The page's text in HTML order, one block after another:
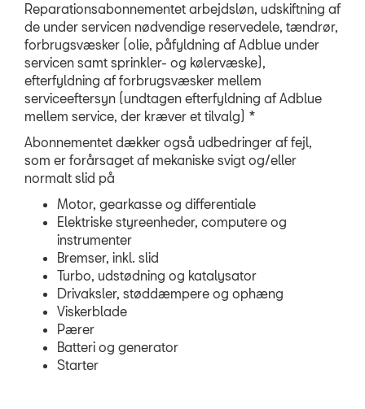
Reparationsabonnementet arbejdsløn, udskiftning af
de under servicen nødvendige reservedele, tændrør,
forbrugsvæsker (olie, påfyldning af Adblue under
servicen samt sprinkler- og kølervæske),
efterfyldning af forbrugsvæsker mellem
serviceeftersyn (undtagen efterfyldning af Adblue
mellem service, der kræver et tilvalg) *
Abonnementet dækker også udbedringer af fejl,
som er forårsaget af mekaniske svigt og/eller
normalt slid på
Motor, gearkasse og differentiale
Elektriske styreenheder, computere og
instrumenter
Bremser, inkl. slid
Turbo, udstødning og katalysator
Drivaksler, støddæmpere og ophæng
Viskerblade
Pærer
Batteri og generator
Starter